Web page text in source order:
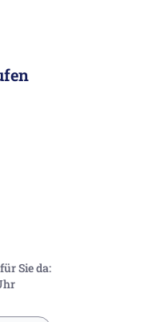
Sie da: